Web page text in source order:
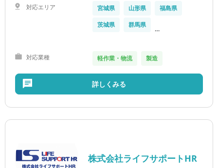
対応エリア 宮城県 山形県
福島県
茨城県
群馬県
…
対応業種 軽作業・物流 製造
詳しくみる
株式会社ライフサポートHR